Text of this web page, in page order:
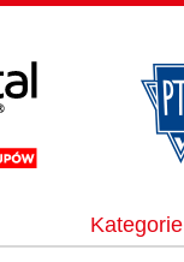
Kategorie